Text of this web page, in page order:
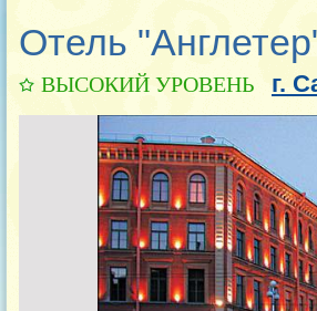
Отель
ВЫСОКИЙ УРОВЕНЬ г.